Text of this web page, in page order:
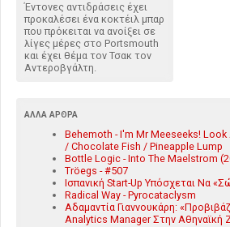
Έντονες αντιδράσεις έχει
προκαλέσει ένα κοκτέιλ μπαρ
που πρόκειται να ανοίξει σε
λίγες μέρες στο Portsmouth
και έχει θέμα τον Τσακ τον
Αντεροβγάλτη.
ΆΛΛΑ ΆΡΘΡΑ
Behemoth - I'm Mr Meeseeks!
/ Chocolate Fish / Pineapple Lump
Bottle Logic - Into The Maelstrom
Tröegs - #507
Ισπανική Start-Up Υπόσχεται Να
Radical Way - Pyrocataclysm
Aδαμαντία Γιαννουκάρη:
Analytics Manager Στην Αθηναϊκή